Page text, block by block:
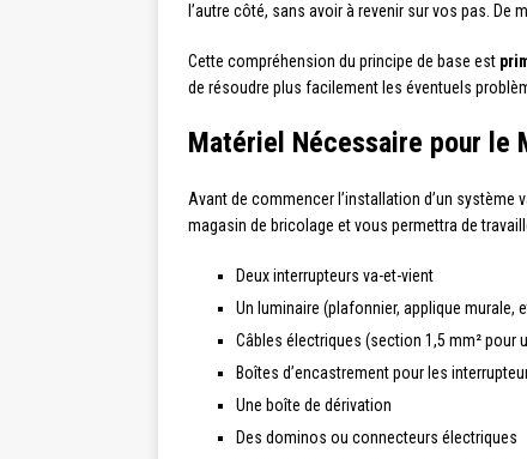
l’autre côté, sans avoir à revenir sur vos pas. De
Cette compréhension du principe de base est
de résoudre plus facilement les éventuels
Matériel Nécessaire pour le
Avant de commencer l’installation d’un système
magasin de bricolage et vous permettra de
Deux interrupteurs va-et-vient
Un luminaire (plafonnier, applique murale,
Câbles électriques (section 1,5 mm² pour
Boîtes d’encastrement pour les
Une boîte de dérivation
Des dominos ou connecteurs électriques